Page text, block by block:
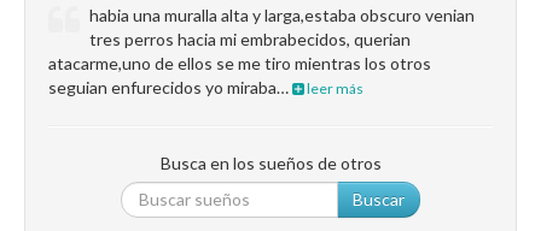
habia una muralla alta y larga,estaba obscuro venian
tres perros hacia mi embrabecidos, querian
atacarme,uno de ellos se me tiro mientras los otros
seguian enfurecidos yo miraba…
leer más
Busca en los sueños de otros
Buscar